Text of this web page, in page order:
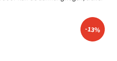
-13%